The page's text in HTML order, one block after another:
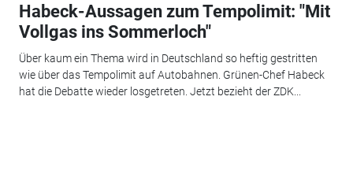
Habeck-Aussagen zum Tempolimit: "Mit
Vollgas ins Sommerloch"
Über kaum ein Thema wird in Deutschland so heftig gestritten
wie über das Tempolimit auf Autobahnen. Grünen-Chef Habeck
hat die Debatte wieder losgetreten. Jetzt bezieht der ZDK...